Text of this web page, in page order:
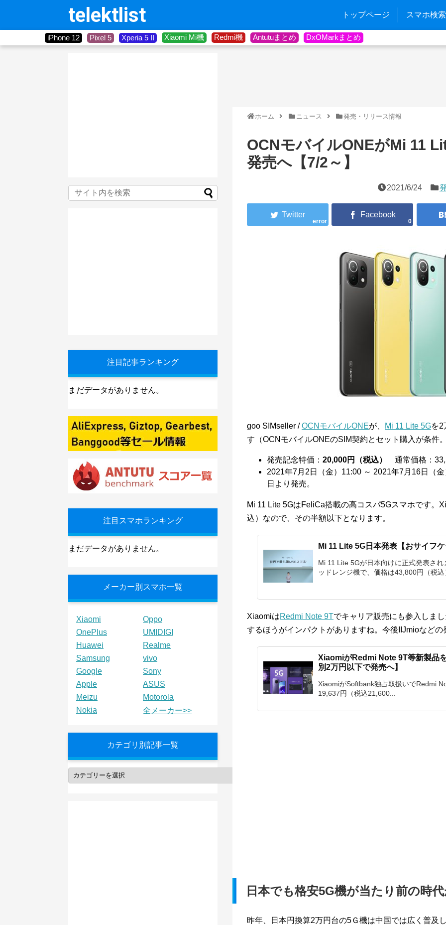
telektlist トップページ スマホ検索
iPhone 12 Pixel 5 Xperia 5 II Xiaomi Mi機 Redmi機 Antutuまとめ DxOMarkまとめ
ホーム ニュース 発売・リリース情報
OCNモバイルONEがMi 11
発売へ【7/2～】
2021/6/24
error 0
goo SIMseller /OCNモバイルONEが、 Mi 11 Lite 5Gを2
す（OCNモバイルONEのSIM契約とセット購入が条件
発売記念特価： 20,000円（税込）
通常価格：
2021年7月2日（金）11:00 ～ 2021年7月16日
日より発売。
Mi 11 Lite 5GはFeliCa搭載の高コスパ5Gスマホです。
込）なので、その半額以下となります。
Mi 11 Lite 5G日本発表【おサイフ
Mi 11 Lite 5Gが日本向けに正式発表さ
ッドレンジ機で、価格は43,800円（税
XiaomiはRedmi Note 9Tでキャリア販売にも参入しま
するほうがインパクトがありますね。今後IIJmioなど
XiaomiがRedmi Note 9T等新製品
別2万円以下で発売へ】
XiaomiがSoftbank独占取扱いでRedmi
19,637円（税込21,600...
日本でも格安5G機が当たり前の時
昨年、日本円換算2万円台の5Ｇ機は中国では広く普及
注目記事ランキング
まだデータがありません。
注目スマホランキング
まだデータがありません。
メーカー別スマホ一覧
Xiaomi
Oppo
OnePlus
UMIDIGI
Huawei
Realme
Samsung
vivo
Google
Sony
Apple
ASUS
Meizu
Motorola
Nokia
全メーカー>>
カテゴリ別記事一覧